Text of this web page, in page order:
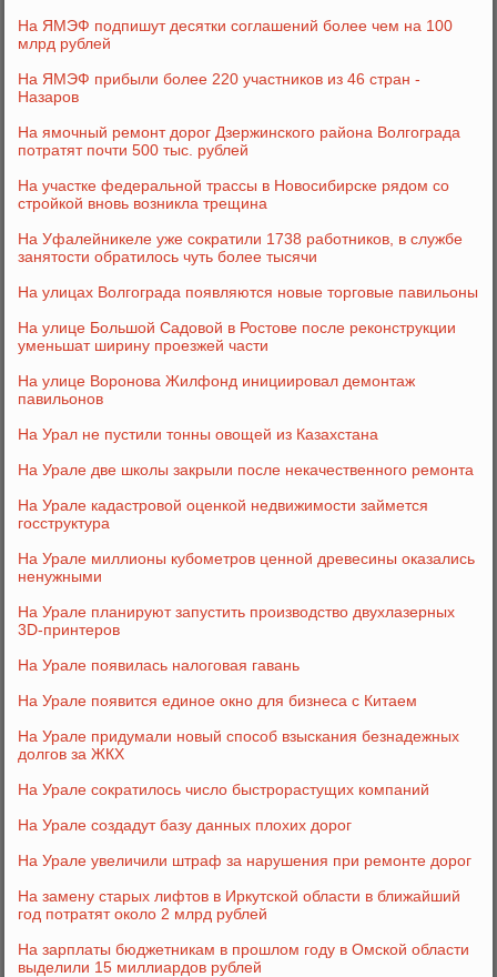
На ЯМЭФ подпишут десятки соглашений более чем на 100
млрд рублей
На ЯМЭФ прибыли более 220 участников из 46 стран -
Назаров
На ямочный ремонт дорог Дзержинского района Волгограда
потратят почти 500 тыс. рублей
На участке федеральной трассы в Новосибирске рядом со
стройкой вновь возникла трещина
На Уфалейникеле уже сократили 1738 работников, в службе
занятости обратилось чуть более тысячи
На улицах Волгограда появляются новые торговые павильоны
На улице Большой Садовой в Ростове после реконструкции
уменьшат ширину проезжей части
На улице Воронова Жилфонд инициировал демонтаж
павильонов
На Урал не пустили тонны овощей из Казахстана
На Урале две школы закрыли после некачественного ремонта
На Урале кадастровой оценкой недвижимости займется
госструктура
На Урале миллионы кубометров ценной древесины оказались
ненужными
На Урале планируют запустить производство двухлазерных
3D-принтеров
На Урале появилась налоговая гавань
На Урале появится единое окно для бизнеса с Китаем
На Урале придумали новый способ взыскания безнадежных
долгов за ЖКХ
На Урале сократилось число быстрорастущих компаний
На Урале создадут базу данных плохих дорог
На Урале увеличили штраф за нарушения при ремонте дорог
На замену старых лифтов в Иркутской области в ближайший
год потратят около 2 млрд рублей
На зарплаты бюджетникам в прошлом году в Омской области
выделили 15 миллиардов рублей